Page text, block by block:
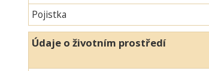
Pojistka
Údaje o životním prostředí